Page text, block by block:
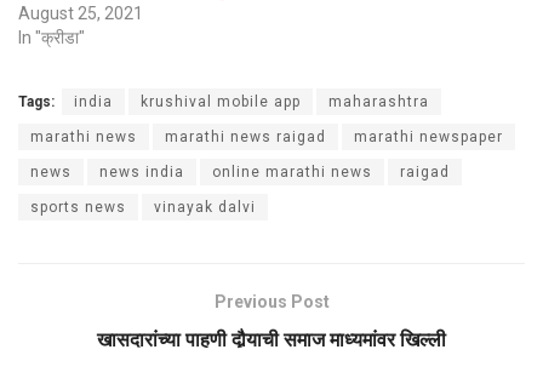
August 25, 2021
In "क्रीडा"
Tags: india krushival mobile app maharashtra
marathi news marathi news raigad marathi newspaper
news news india online marathi news raigad
sports news vinayak dalvi
Previous Post
खासदारांच्या पाहणी दौर्‍याची समाज माध्यमांवर खिल्ली